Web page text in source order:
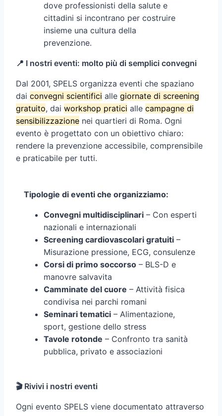
dove professionisti della salute e
cittadini si incontrano per costruire
insieme una cultura della
prevenzione.
📍 I nostri eventi: molto più di semplici convegni
Dal 2001, SPELS organizza eventi che spaziano
dai convegni scientifici alle giornate di screening
gratuito, dai workshop pratici alle campagne di
sensibilizzazione nei quartieri di Roma. Ogni
evento è progettato con un obiettivo chiaro:
rendere la prevenzione accessibile, comprensibile
e praticabile per tutti.
Tipologie di eventi che organizziamo:
Convegni multidisciplinari – Con esperti
nazionali e internazionali
Screening cardiovascolari gratuiti –
Misurazione pressione, ECG, consulenze
Corsi di primo soccorso – BLS-D e
manovre salvavita
Camminate del cuore – Attività fisica
condivisa nei parchi romani
Seminari tematici – Alimentazione,
sport, gestione dello stress
Tavole rotonde – Confronto tra sanità
pubblica, privato e associazioni
🎬 Rivivi i nostri eventi
Ogni evento SPELS viene documentato attraverso